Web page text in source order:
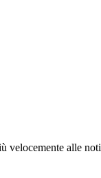
velocemente alle